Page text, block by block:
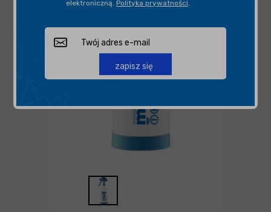
elektroniczną. Polityka prywatności.
zapisz się